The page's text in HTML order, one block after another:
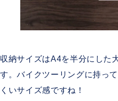
収納サイズはA4を半分にした
す。バイクツーリングに持っ
くいサイズ感ですね！